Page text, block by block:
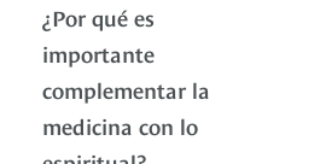
¿Por qué es
importante
complementar la
medicina con lo